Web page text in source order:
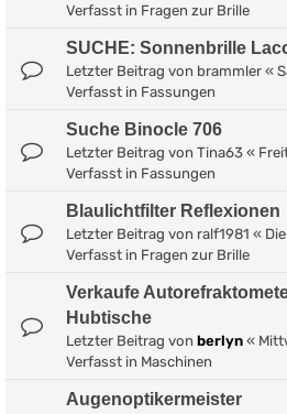
Verfasst in Fragen zur Brille
SUCHE: Sonnenbrille
Letzter Beitrag von brammler «
Verfasst in Fassungen
Suche Binocle 706
Letzter Beitrag von Tina63 «
Verfasst in Fassungen
Blaulichtfilter Reflexionen
Letzter Beitrag von ralf1981 «
Verfasst in Fragen zur Brille
Verkaufe
Hubtische
Letzter Beitrag von berlyn «
Verfasst in Maschinen
Augenoptikermeister